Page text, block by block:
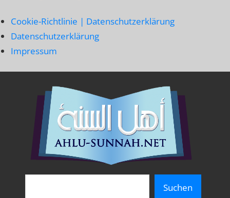
Cookie-Richtlinie | Datenschutzerklärung
Datenschutzerklärung
Impressum
Suchen